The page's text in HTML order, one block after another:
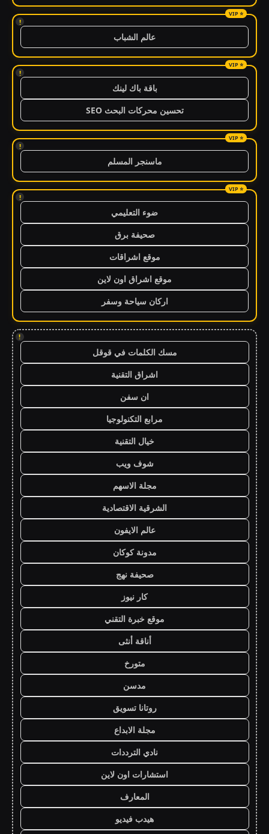
!
عالم الشباب
!
باقة باك لينك
تحسين محركات البحث SEO
!
ماسنجر المسلم
!
ضوء التعليمي
صحيفة برق
موقع اشراقات
موقع اشراق اون لاين
اركان سياحة وسفر
!
مسك الكلمات في قوقل
اشراق التقنية
ان سفن
مرابع التكنولوجيا
خيال التقنية
شوف ويب
مجلة الاسهم
الشرقية الاقتصادية
عالم الايفون
مدونة كوكان
صحيفة نهج
كار نيوز
موقع خبرة التقني
أناقة أنثى
متورخ
مدسن
روتانا تسويق
مجلة الابداع
نادي الترددات
استشارات اون لاين
المعارف
هيدب فيديو